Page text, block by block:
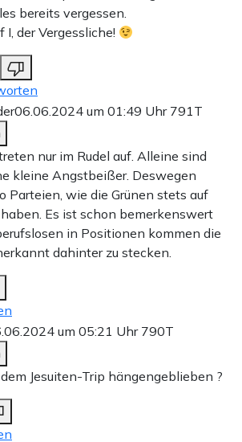
bereits vergessen.
I, der Vergessliche!
06.06.2024 um 01:49 Uhr 791T
nur im Rudel auf. Alleine sind
kleine Angstbeißer. Deswegen
Parteien, wie die Grünen stets auf
Es ist schon bemerkenswert
in Positionen kommen die
dahinter zu stecken.
um 05:21 Uhr 790T
Jesuiten-Trip hängengeblieben ?